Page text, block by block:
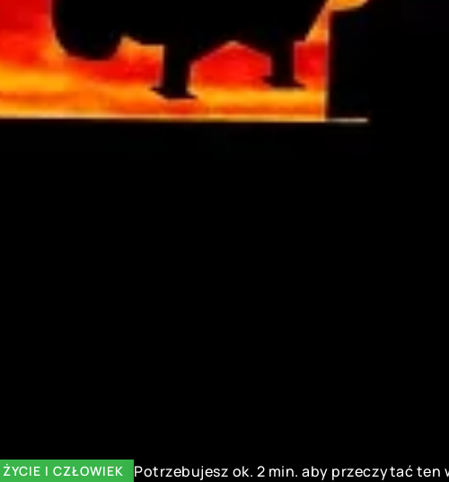
ŻYCIE I CZŁOWIEK Potrzebujesz ok. 2 min. aby przeczytać ten